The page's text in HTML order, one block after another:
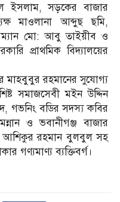
ইসলাম, সড়কের বাজার
মাওলানা আব্দুছ ছমি,
মো: আবু তাইয়ীব ও
প্রাথমিক বিদ্যালয়ের
মাহবুবুর রহমানের সুযোগ্য
সমাজসেবী মইন উদ্দিন
গভনিং বডির সদস্য কবির
ও ভবানীগঞ্জ বাজার
আশিকুর রহমান বুলবুল সহ
গণ্যমাণ্য ব্যক্তিবর্গ।